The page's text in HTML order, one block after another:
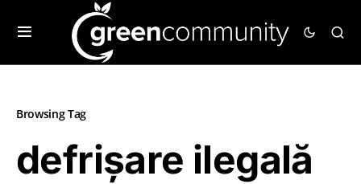
Browsing Tag
defrișare ilegală